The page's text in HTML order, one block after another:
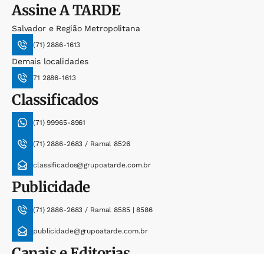
AssineA TARDE
Salvador e Região Metropolitana
(71) 2886-1613
Demais localidades
71 2886-1613
Classificados
(71) 99965-8961
(71) 2886-2683 / Ramal 8526
classificados@grupoatarde.com.br
Publicidade
(71) 2886-2683 / Ramal 8585 | 8586
publicidade@grupoatarde.com.br